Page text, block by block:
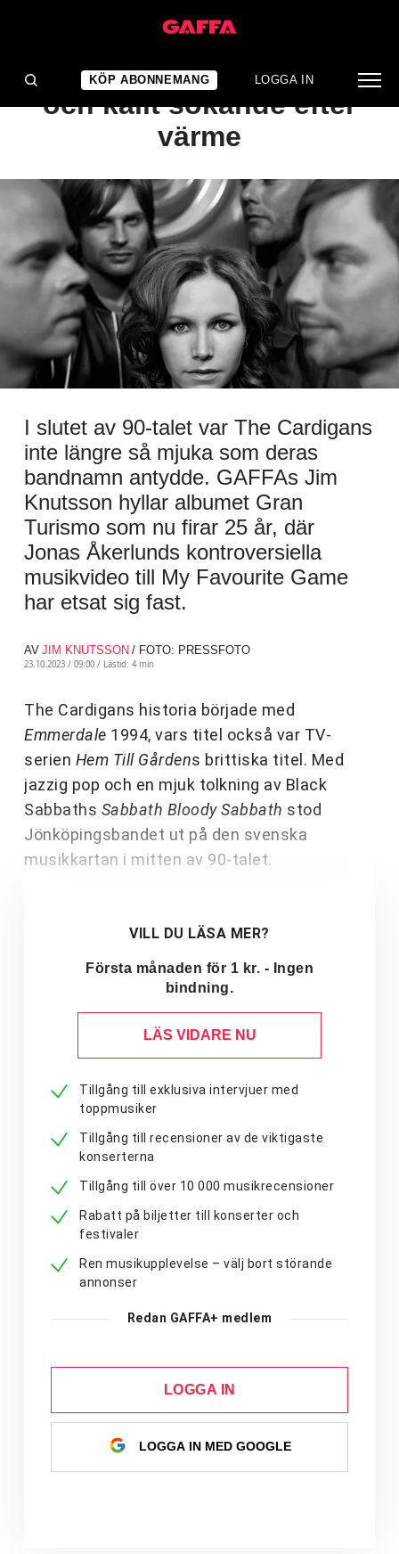
KÖP ABONNEMANG LOGGA IN
ARTIKEL
KLASSIKERN: Ett mörkt
och kallt sökande efter
värme
I slutet av 90-talet var The Cardigans
inte längre så mjuka som deras
bandnamn antydde. GAFFAs Jim
Knutsson hyllar albumet Gran
Turismo som nu firar 25 år, där
Jonas Åkerlunds kontroversiella
musikvideo till My Favourite Game
har etsat sig fast.
AV JIM KNUTSSON / FOTO: PRESSFOTO
23.10.2023 / 09:00 / Lästid: 4 min
The Cardigans historia började med
Emmerdale 1994, vars titel också var TV-
serien Hem Till Gårdens brittiska titel. Med
jazzig pop och en mjuk tolkning av Black
Sabbaths Sabbath Bloody Sabbath stod
Jönköpingsbandet ut på den svenska
musikkartan i mitten av 90-talet.
VILL DU LÄSA MER?
Första månaden för 1 kr. - Ingen
bindning.
LÄS VIDARE NU
Tillgång till exklusiva intervjuer med
toppmusiker
Tillgång till recensioner av de viktigaste
konserterna
Tillgång till över 10 000 musikrecensioner
Rabatt på biljetter till konserter och
festivaler
Ren musikupplevelse – välj bort störande
annonser
Redan GAFFA+ medlem
LOGGA IN
LOGGA IN MED GOOGLE